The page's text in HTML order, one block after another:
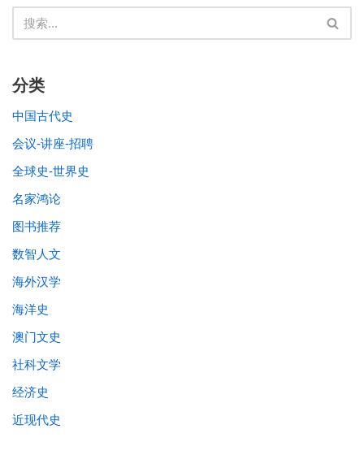
分类
中国古代史
会议-讲座-招聘
全球史-世界史
名家鸿论
图书推荐
数智人文
海外汉学
海洋史
澳门文史
社科文学
经济史
近现代史